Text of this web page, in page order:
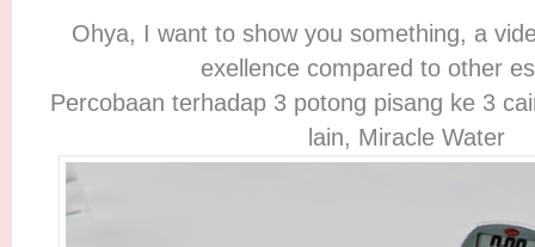
Ohya, I want to show you something, a
exellence compared to other
Percobaan terhadap 3 potong pisang ke 3
lain, Miracle Water